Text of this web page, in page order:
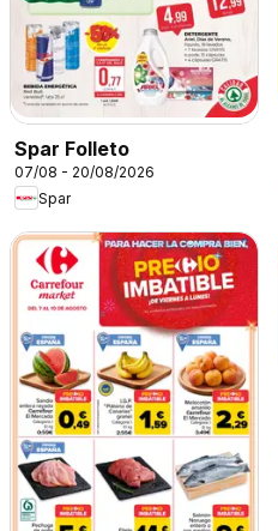
Spar Folleto
07/08 - 20/08/2026
Spar